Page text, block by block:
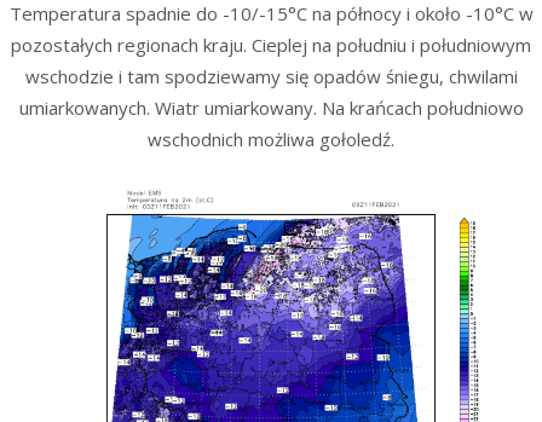
Temperatura spadnie do -10/-15°C na północy i około -10°C w
pozostałych regionach kraju. Cieplej na południu i południowym
wschodzie i tam spodziewamy się opadów śniegu, chwilami
umiarkowanych. Wiatr umiarkowany. Na krańcach południowo
wschodnich możliwa gołoledź.